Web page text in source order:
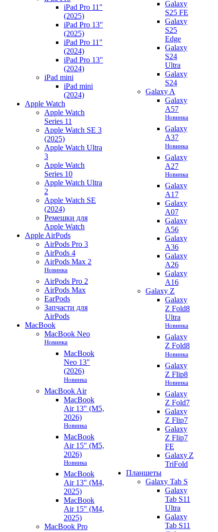
iPad Pro 11"
(2025)
iPad Pro 13"
(2025)
iPad Pro 11"
(2024)
iPad Pro 13"
(2024)
iPad mini
iPad mini
(2024)
Apple Watch
Apple Watch
Series 11
Apple Watch SE 3
(2025)
Apple Watch Ultra
3
Apple Watch
Series 10
Apple Watch Ultra
2
Apple Watch SE
(2024)
Ремешки для
Apple Watch
Apple AirPods
AirPods Pro 3
AirPods 4
AirPods Max 2
Новинка
AirPods Pro 2
AirPods Max
EarPods
Запчасти для
AirPods
MacBook
MacBook Neo
Новинка
MacBook
Neo 13"
(2026)
Новинка
MacBook Air
MacBook
Air 13" (M5,
2026)
Новинка
MacBook
Air 15" (M5,
2026)
Новинка
MacBook
Air 13" (M4,
2025)
MacBook
Air 15" (M4,
2025)
MacBook Pro
Galaxy
S25 FE
Galaxy
S25
Edge
Galaxy
S24
Ultra
Galaxy
S24
Galaxy A
Galaxy
A57
Новинка
Galaxy
A37
Новинка
Galaxy
A27
Новинка
Galaxy
A17
Galaxy
A07
Galaxy
A56
Galaxy
A36
Galaxy
A26
Galaxy
A16
Galaxy Z
Galaxy
Z Fold8
Ultra
Новинка
Galaxy
Z Fold8
Новинка
Galaxy
Z Flip8
Новинка
Galaxy
Z Fold7
Galaxy
Z Flip7
Galaxy
Z Flip7
FE
Galaxy Z
TriFold
Планшеты
Galaxy Tab S
Galaxy
Tab S11
Ultra
Galaxy
Tab S11